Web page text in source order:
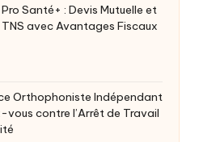
Santé+ : Devis Mutuelle et
avec Avantages Fiscaux
Orthophoniste Indépendant
vous contre l’Arrêt de Travail